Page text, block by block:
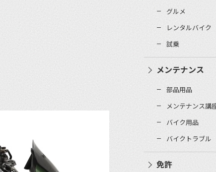
グルメ
レンタルバイク
試乗
メンテナンス
部品用品
メンテナンス講
バイク用品
バイクトラブル
免許